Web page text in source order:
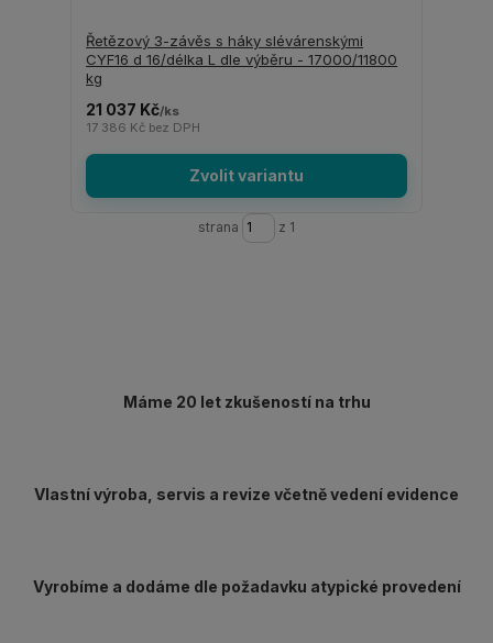
Řetězový 3-závěs s háky slévárenskými
CYF16 d 16/délka L dle výběru - 17000/11800
kg
21 037 Kč/ks
17 386 Kč bez DPH
Zvolit variantu
strana z 1
Máme 20 let zkušeností na trhu
Vlastní výroba, servis a revize včetně vedení evidence
Vyrobíme a dodáme dle požadavku atypické provedení